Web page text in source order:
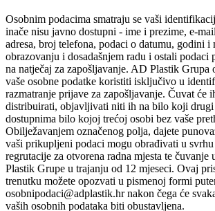
Osobnim podacima smatraju se vaši
inače nisu javno dostupni - ime i prezime, e-
adresa, broj telefona, podaci o datumu, godini i
obrazovanju i dosadašnjem radu i ostali podaci
na natječaj za zapošljavanje. AD Plastik Grupa
vaše osobne podatke koristiti isključivo u
razmatranje prijave za zapošljavanje. Čuvat će
distribuirati, objavljivati niti ih na bilo koji
dostupnima bilo kojoj trećoj osobi bez vaše
Obilježavanjem označenog polja, dajete
vaši prikupljeni podaci mogu obrađivati u
regrutacije za otvorena radna mjesta te čuvanje
Plastik Grupe u trajanju od 12 mjeseci. Ovaj
trenutku možete opozvati u pismenoj formi
osobnipodaci@adplastik.hr nakon čega će
vaših osobnih podataka biti obustavljena.